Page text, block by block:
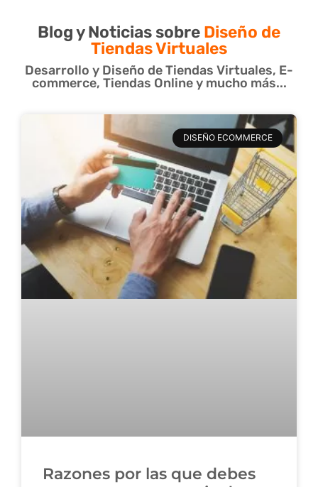
Blog y Noticias sobre Diseño de
Tiendas Virtuales
Desarrollo y Diseño de Tiendas Virtuales, E-
commerce, Tiendas Online y mucho más...
DISEÑO ECOMMERCE
Razones por las que debes